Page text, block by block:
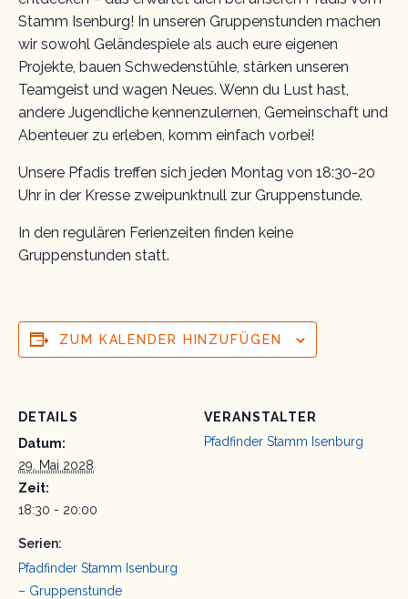
Stamm Isenburg! In unseren Gruppenstunden machen
wir sowohl Geländespiele als auch eure eigenen
Projekte, bauen Schwedenstühle, stärken unseren
Teamgeist und wagen Neues. Wenn du Lust hast,
andere Jugendliche kennenzulernen, Gemeinschaft und
Abenteuer zu erleben, komm einfach vorbei!
Unsere Pfadis treffen sich jeden Montag von 18:30-20
Uhr in der Kresse zweipunktnull zur Gruppenstunde.
In den regulären Ferienzeiten finden keine
Gruppenstunden statt.
ZUM KALENDER HINZUFÜGEN
DETAILS
Datum:
29. Mai 2028
Zeit:
18:30 - 20:00
Serien:
Pfadfinder Stamm Isenburg
– Gruppenstunde
VERANSTALTER
Pfadfinder Stamm Isenburg